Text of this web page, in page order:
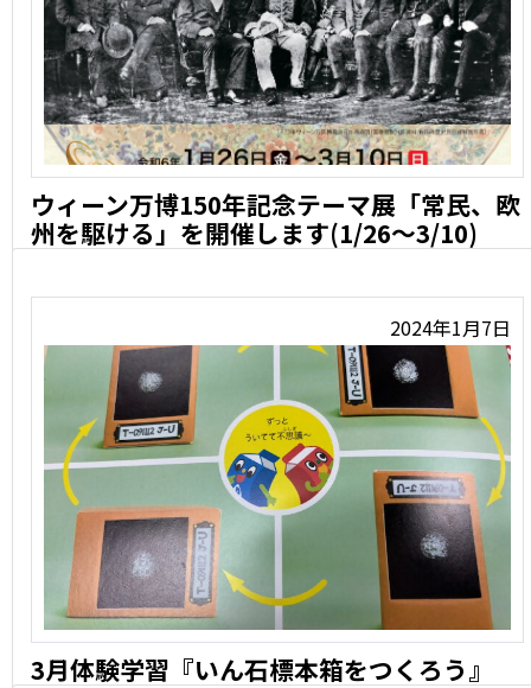
ウィーン万博150年記念テーマ展「常民、欧
州を駆ける」を開催します(1/26〜3/10)
2024年1月7日
3月体験学習『いん石標本箱をつくろう』